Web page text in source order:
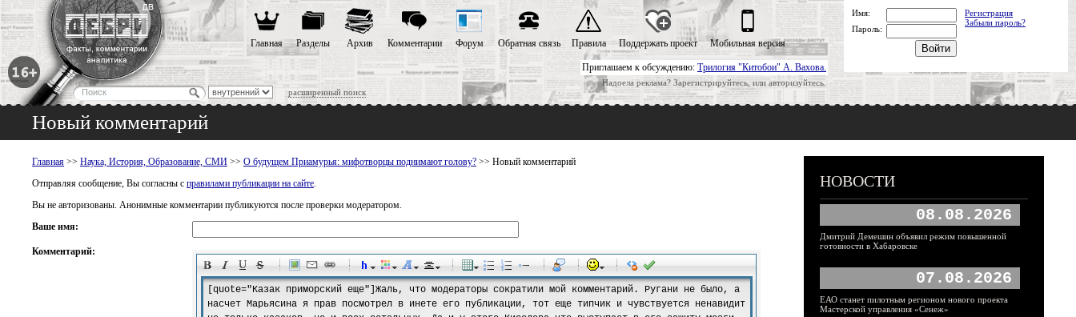
Приглашаем к обсуждению: Трилогия "Китобои" А. Вахова.
Надоела реклама? Зарегистрируйтесь, или авторизуйтесь.
расширенный поиск
Главная Разделы Архив Комментарии Форум Обратная связь Правила Поддержать проект Мобильная версия
Имя:
Регистрация
Забыли пароль?
Пароль:
Новый комментарий
Главная >> Наука, История, Образование, СМИ >> О будущем Приамурья: мифотворцы поднимают голову? >> Новый комментарий
Отправляя сообщение, Вы согласны с правилами публикации на сайте.
Вы не авторизованы. Анонимные комментарии публикуются после проверки модератором.
Ваше имя:
Комментарий:
-
-
-
-
-
-
-
-
-
-
-
-
-
-
-
-
-
-
-
-
-
-
-
НОВОСТИ
08.08.2026
Дмитрий Демешин объявил режим повышенной
готовности в Хабаровске
07.08.2026
ЕАО станет пилотным регионом нового проекта
Мастерской управления «Сенеж»